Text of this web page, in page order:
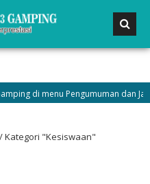
dan Jadilah bagian
/Kategori "Kesiswaan"